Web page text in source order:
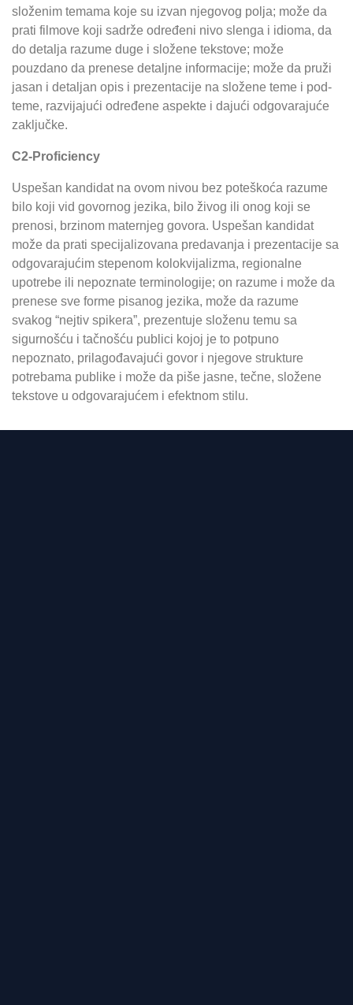
složenim temama koje su izvan njegovog polja; može da
prati filmove koji sadrže određeni nivo slenga i idioma, da
do detalja razume duge i složene tekstove; može
pouzdano da prenese detaljne informacije; može da pruži
jasan i detaljan opis i prezentacije na složene teme i pod-
teme, razvijajući određene aspekte i dajući odgovarajuće
zaključke.
C2-Proficiency
Uspešan kandidat na ovom nivou bez poteškoća razume
bilo koji vid govornog jezika, bilo živog ili onog koji se
prenosi, brzinom maternjeg govora. Uspešan kandidat
može da prati specijalizovana predavanja i prezentacije sa
odgovarajućim stepenom kolokvijalizma, regionalne
upotrebe ili nepoznate terminologije; on razume i može da
prenese sve forme pisanog jezika, može da razume
svakog “nejtiv spikera”, prezentuje složenu temu sa
sigurnošću i tačnošću publici kojoj je to potpuno
nepoznato, prilagođavajući govor i njegove strukture
potrebama publike i može da piše jasne, tečne, složene
tekstove u odgovarajućem i efektnom stilu.